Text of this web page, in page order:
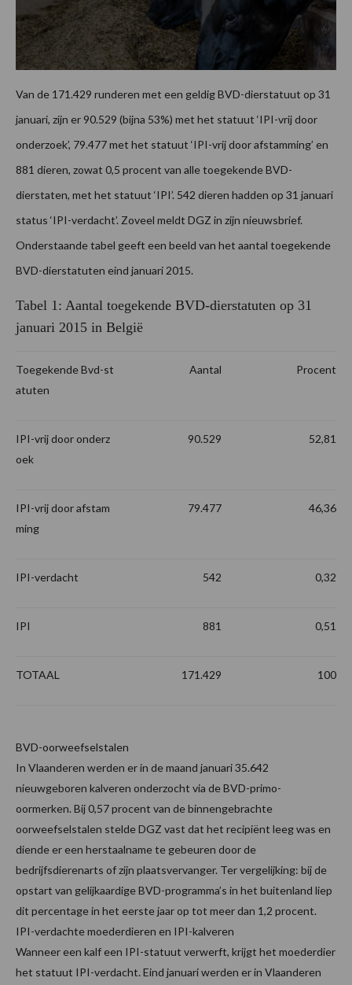
Van de 171.429 runderen met een geldig BVD-dierstatuut op 31
januari, zijn er 90.529 (bijna 53%) met het statuut ‘IPI-vrij door
onderzoek’, 79.477 met het statuut ‘IPI-vrij door afstamming’ en
881 dieren, zowat 0,5 procent van alle toegekende BVD-
dierstaten, met het statuut ‘IPI’. 542 dieren hadden op 31 januari
status ‘IPI-verdacht’. Zoveel meldt DGZ in zijn nieuwsbrief.
Onderstaande tabel geeft een beeld van het aantal toegekende
BVD-dierstatuten eind januari 2015.
Tabel 1: Aantal toegekende BVD-dierstatuten op 31
januari 2015 in België
Toegekende Bvd-st
atuten
Aantal Procent
IPI-vrij door onderz
oek
90.529 52,81
IPI-vrij door afstam
ming
79.477 46,36
IPI-verdacht 542 0,32
IPI 881 0,51
TOTAAL 171.429 100
BVD-oorweefselstalen
In Vlaanderen werden er in de maand januari 35.642
nieuwgeboren kalveren onderzocht via de BVD-primo-
oormerken. Bij 0,57 procent van de binnengebrachte
oorweefselstalen stelde DGZ vast dat het recipiënt leeg was en
diende er een herstaalname te gebeuren door de
bedrijfsdierenarts of zijn plaatsvervanger. Ter vergelijking: bij de
opstart van gelijkaardige BVD-programma’s in het buitenland liep
dit percentage in het eerste jaar op tot meer dan 1,2 procent.
IPI-verdachte moederdieren en IPI-kalveren
Wanneer een kalf een IPI-statuut verwerft, krijgt het moederdier
het statuut IPI-verdacht. Eind januari werden er in Vlaanderen